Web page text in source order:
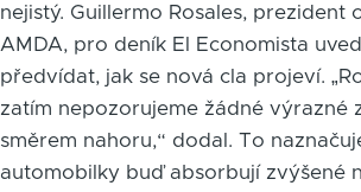
nejistý. Guillermo Rosales, prezident
AMDA, pro deník El Economista
předvídat, jak se nová cla projeví.
zatím nepozorujeme žádné výrazné
směrem nahoru,“ dodal. To
automobilky buď absorbují zvýšené